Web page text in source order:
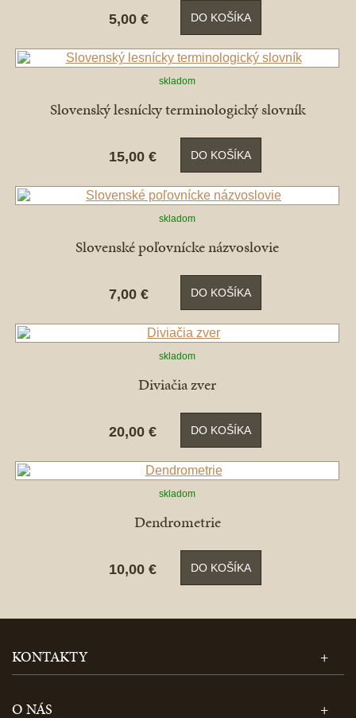
5,00 € DO KOŠÍKA
skladom
Slovenský lesnícky terminologický slovník
15,00 € DO KOŠÍKA
skladom
Slovenské poľovnícke názvoslovie
7,00 € DO KOŠÍKA
skladom
Diviačia zver
20,00 € DO KOŠÍKA
skladom
Dendrometrie
10,00 € DO KOŠÍKA
KONTAKTY
O NÁS